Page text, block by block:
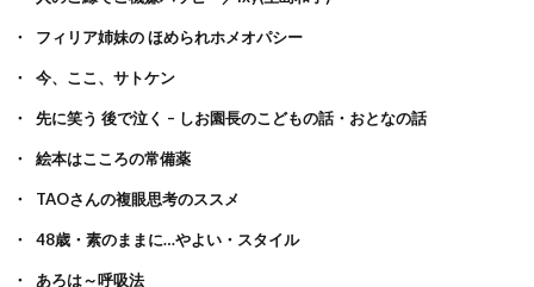
フィリア姉妹の ほめられホメオパシー
今、ここ、サトケン
先に笑う 後で泣く – しお園長のこどもの話・おとなの話
絵本はこころの常備薬
TAOさんの複眼思考のススメ
48歳・素のままに…やよい・スタイル
あろは～呼吸法